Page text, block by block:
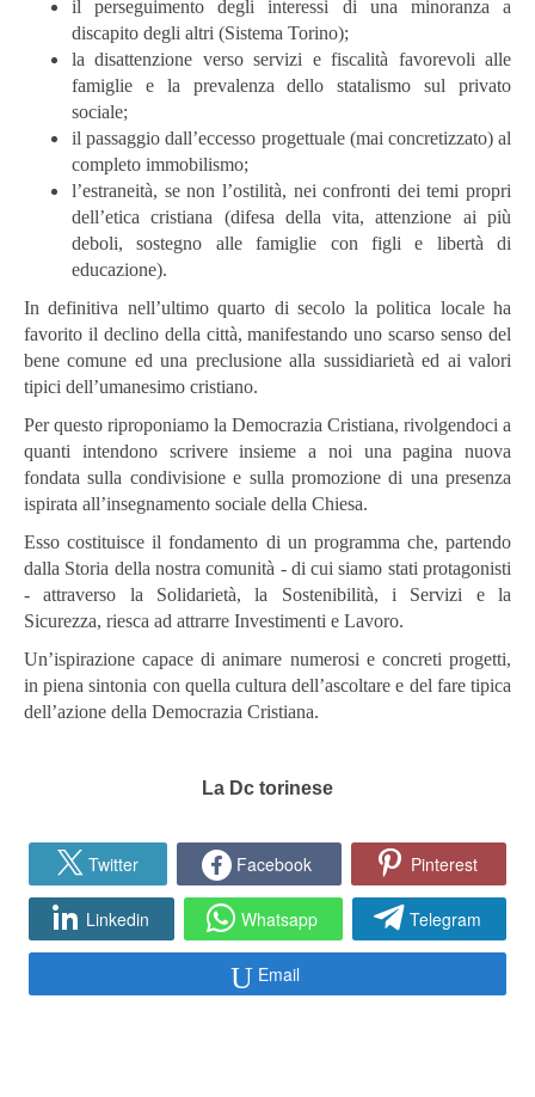
il perseguimento degli interessi di una minoranza a
discapito degli altri (Sistema Torino);
la disattenzione verso servizi e fiscalità favorevoli alle
famiglie e la prevalenza dello statalismo sul privato
sociale;
il passaggio dall’eccesso progettuale (mai concretizzato) al
completo immobilismo;
l’estraneità, se non l’ostilità, nei confronti dei temi propri
dell’etica cristiana (difesa della vita, attenzione ai più
deboli, sostegno alle famiglie con figli e libertà di
educazione).
In definitiva nell’ultimo quarto di secolo la politica locale ha
favorito il declino della città, manifestando uno scarso senso del
bene comune ed una preclusione alla sussidiarietà ed ai valori
tipici dell’umanesimo cristiano.
Per questo riproponiamo la Democrazia Cristiana, rivolgendoci a
quanti intendono scrivere insieme a noi una pagina nuova
fondata sulla condivisione e sulla promozione di una presenza
ispirata all’insegnamento sociale della Chiesa.
Esso costituisce il fondamento di un programma che, partendo
dalla Storia della nostra comunità - di cui siamo stati protagonisti
- attraverso la Solidarietà, la Sostenibilità, i Servizi e la
Sicurezza, riesca ad attrarre Investimenti e Lavoro.
Un’ispirazione capace di animare numerosi e concreti progetti,
in piena sintonia con quella cultura dell’ascoltare e del fare tipica
dell’azione della Democrazia Cristiana.
La Dc torinese
Twitter Facebook Pinterest
Linkedin Whatsapp Telegram
Email